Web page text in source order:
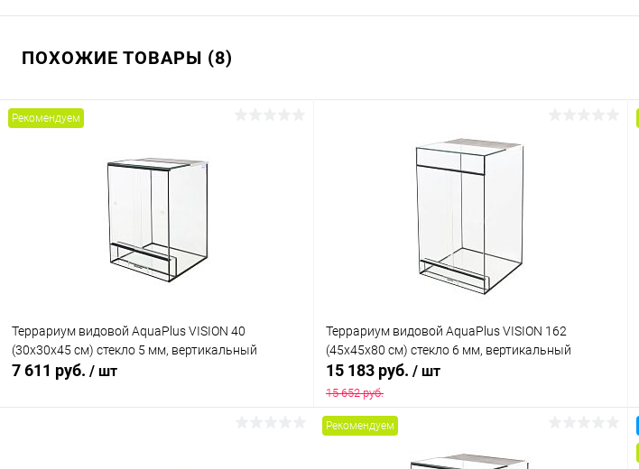
ПОХОЖИЕ ТОВАРЫ (8)
Рекомендуем
Террариум видовой AquaPlus VISION 40
(30х30х45 см) стекло 5 мм, вертикальный
7 611 руб. / шт
Террариум видовой AquaPlus VISION 162
(45х45х80 см) стекло 6 мм, вертикальный
15 183 руб. / шт
15 652 руб.
Рекомендуем